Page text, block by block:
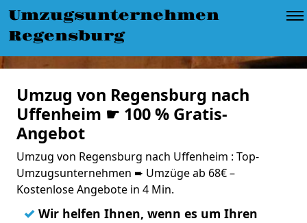
Umzugsunternehmen
Regensburg
Umzug von Regensburg nach
Uffenheim ☛ 100 % Gratis-
Angebot
Umzug von Regensburg nach Uffenheim : Top-
Umzugsunternehmen ➨ Umzüge ab 68€ –
Kostenlose Angebote in 4 Min.
✓ Wir helfen Ihnen, wenn es um Ihren